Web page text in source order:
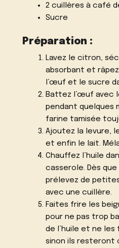
2 cuillères à café
Sucre
Préparation :
Lavez le citron,
absorbant et
l’œuf et le sucre
Battez l’œuf avec
pendant quelques
farine tamisée
Ajoutez la levure,
et enfin le lait.
Chauffez l’huile
casserole. Dès
prélevez de
avec une cuillère.
Faites frire les
pour ne pas trop
de l’huile et ne
sinon ils resteront